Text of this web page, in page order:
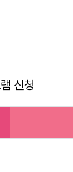
신청